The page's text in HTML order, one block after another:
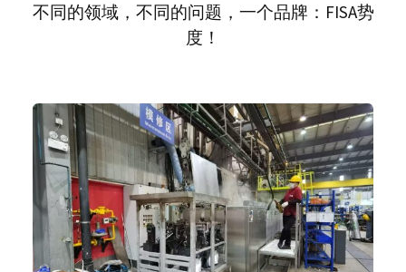
不同的领域，不同的问题，一个品牌：FISA势
度！